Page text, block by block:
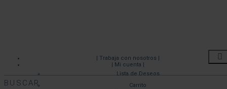
| Trabaja con nosotros |
| Mi cuenta |
Lista de Deseos
Carrito
BUSCAR